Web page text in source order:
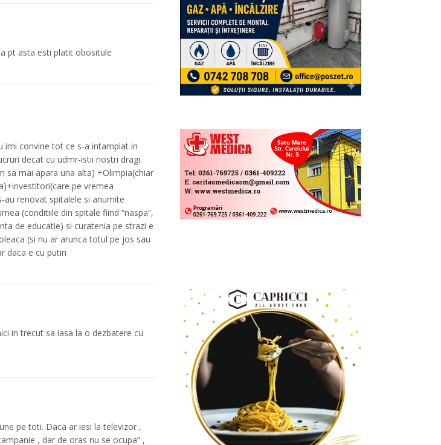
pt asta esti platit obositule
imi convine tot ce s-a intamplat in
decat cu udmr-istii nostri dragi.
sa mai apara una alta) +Olimpia(chiar
pe vremea
au renovat spitalele si anumite
(conditiile din spitale fiind “naspa”,
de educatie) si curatenia pe strazi e
(si nu ar arunca totul pe jos sau
daca e cu putin
in trecut sa iasa la o dezbatere cu
pe toti. Daca ar iesi la televizor ,
, dar de oras nu se ocupa” ,